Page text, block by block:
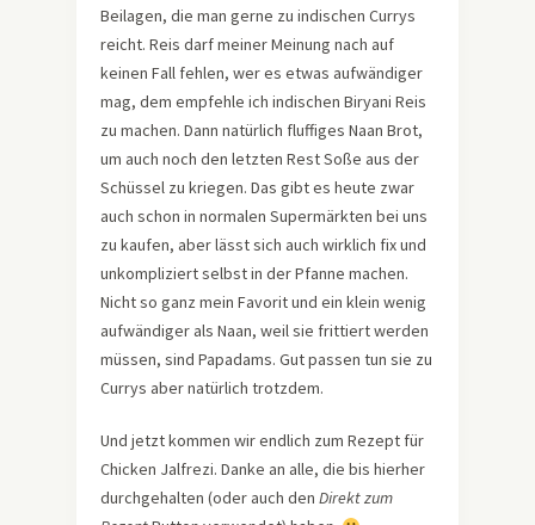
Beilagen, die man gerne zu indischen Currys
reicht. Reis darf meiner Meinung nach auf
keinen Fall fehlen, wer es etwas aufwändiger
mag, dem empfehle ich indischen Biryani Reis
zu machen. Dann natürlich fluffiges Naan Brot,
um auch noch den letzten Rest Soße aus der
Schüssel zu kriegen. Das gibt es heute zwar
auch schon in normalen Supermärkten bei uns
zu kaufen, aber lässt sich auch wirklich fix und
unkompliziert selbst in der Pfanne machen.
Nicht so ganz mein Favorit und ein klein wenig
aufwändiger als Naan, weil sie frittiert werden
müssen, sind Papadams. Gut passen tun sie zu
Currys aber natürlich trotzdem.
Und jetzt kommen wir endlich zum Rezept für
Chicken Jalfrezi. Danke an alle, die bis hierher
durchgehalten (oder auch den Direkt zum